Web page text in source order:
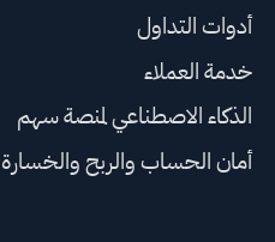
أدوات التداول
خدمة العملاء
الذكاء الاصطناعي لمنصة سهم
أمان الحساب والربح والخسارة